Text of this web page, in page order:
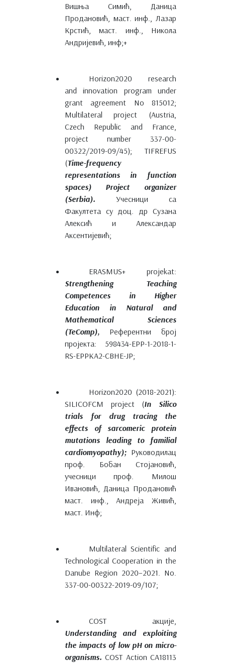
Вишња Симић, Даница
Продановић, маст. инф., Лазар
Крстић, маст. инф., Никола
Андријевић, инф;+
Horizon2020 research
and innovation program under
grant agreement No 815012;
Multilateral project (Austria,
Czech Republic and France,
project number 337-00-
00322/2019-09/45); TIFREFUS
(Time-frequency
representations in function
spaces) Project organizer
(Serbia). Учесници са
Факултета су доц. др Сузана
Алексић и Александар
Аксентијевић;
ERASMUS+ projekat:
Strengthening Teaching
Competences in Higher
Education in Natural and
Mathematical Sciences
(TeComp), Референтни број
пројекта: 598434-EPP-1-2018-1-
RS-EPPKA2-CBHE-JP;
Horizon2020 (2018-2021):
SILICOFCM project (In Silico
trials for drug tracing the
effects of sarcomeric protein
mutations leading to familial
cardiomyopathy); Руководилац
проф. Бобан Стојановић,
учесници проф. Милош
Ивановић, Даница Продановић
маст. инф., Андреја Живић,
маст. Инф;
Multilateral Scientific and
Technological Cooperation in the
Danube Region 2020–2021. No.
337-00-00322-2019-09/107;
COST акције,
Understanding and exploiting
the impacts of low pH on micro-
organisms. COST Action CA18113